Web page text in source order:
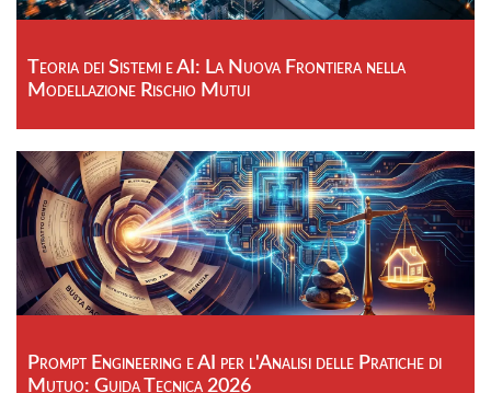
Teoria dei Sistemi e AI: La Nuova Frontiera nella
Modellazione Rischio Mutui
Prompt Engineering e AI per l'Analisi delle Pratiche di
Mutuo: Guida Tecnica 2026